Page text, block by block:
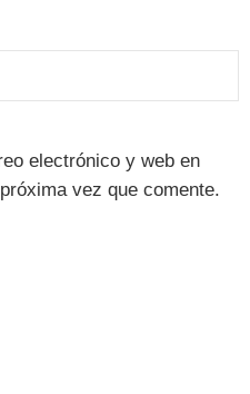
electrónico y web en
vez que comente.